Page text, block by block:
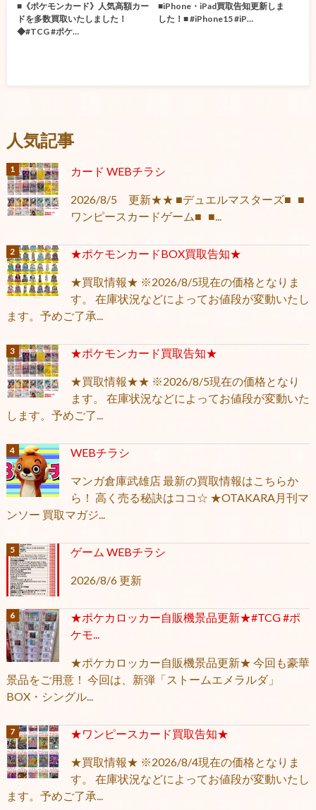
■《ポケモンカード》人気高額カー
ドを多数買取いたしました！
◆#TCG #ポケ…
■iPhone・iPad買取告知更新しま
した！■ #iPhone15 #iP…
人気記事
カード WEBチラシ
2026/8/5 更新★★ ■デュエルマスターズ■ ■
ワンピースカードゲーム■ ■...
★ポケモンカードBOX買取告知★
★買取情報★ ※2026/8/5現在の価格となりま
す。 在庫状況などによってお値段が変動いたし
ます。予めご了承...
★ポケモンカード買取告知★
★買取情報★★ ※2026/8/5現在の価格となり
ます。 在庫状況などによってお値段が変動いた
します。予めご了...
WEBチラシ
マンガ倉庫武雄店 最新の買取情報はこちらか
ら！ 高く売る秘訣はココ☆ ★OTAKARA月刊マ
ンソー 買取マガジ...
ゲーム WEBチラシ
2026/8/6 更新
★ポケカロッカー自販機景品更新★#TCG #ポ
ケモ...
★ポケカロッカー自販機景品更新★ 今回も豪華
景品をご用意！ 今回は、新弾「ストームエメラルダ」
BOX・シングル...
★ワンピースカード買取告知★
★買取情報★ ※2026/8/4現在の価格となりま
す。 在庫状況などによってお値段が変動いたし
ます。予めご了承...